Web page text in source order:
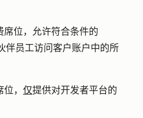
席位，允许符合条件的
伴员工访问客户账户中的所
， 仅提供对开发者平台的